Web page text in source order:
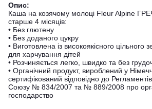
Опис:
Каша на козячому молоці Fleur Alpine
старше 4 місяців:
• Без глютену
• Без доданого цукру
• Виготовлена ​​із високоякісного цільного
для харчування дітей
• Розчиняється легко, швидко та без
• Органічний продукт, вироблений у
сертифікований відповідно до
Союзу № 834/2007 та № 889/2008 про
господарство